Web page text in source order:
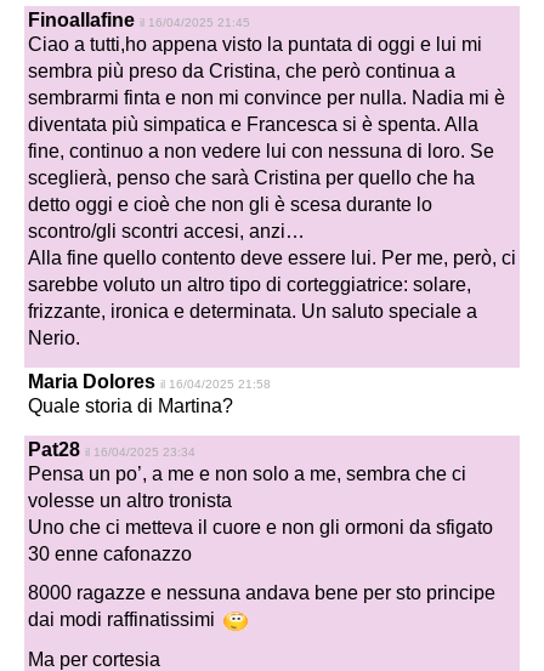
Finoallafine il 16/04/2025 21:45
Ciao a tutti,ho appena visto la puntata di oggi e lui mi
sembra più preso da Cristina, che però continua a
sembrarmi finta e non mi convince per nulla. Nadia mi è
diventata più simpatica e Francesca si è spenta. Alla
fine, continuo a non vedere lui con nessuna di loro. Se
sceglierà, penso che sarà Cristina per quello che ha
detto oggi e cioè che non gli è scesa durante lo
scontro/gli scontri accesi, anzi…
Alla fine quello contento deve essere lui. Per me, però, ci
sarebbe voluto un altro tipo di corteggiatrice: solare,
frizzante, ironica e determinata. Un saluto speciale a
Nerio.
Maria Dolores il 16/04/2025 21:58
Quale storia di Martina?
Pat28 il 16/04/2025 23:34
Pensa un po’, a me e non solo a me, sembra che ci
volesse un altro tronista
Uno che ci metteva il cuore e non gli ormoni da sfigato
30 enne cafonazzo
8000 ragazze e nessuna andava bene per sto principe
dai modi raffinatissimi
Ma per cortesia